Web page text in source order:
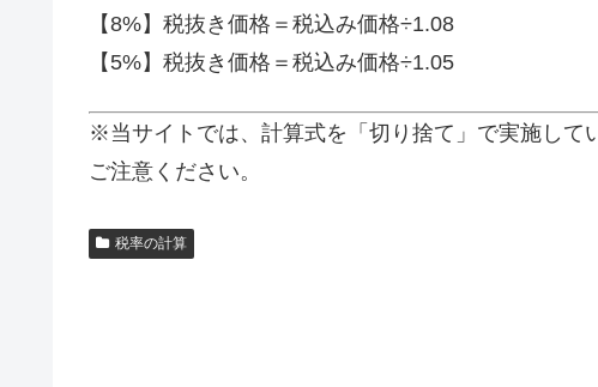
【8%】税抜き価格＝税込み価格÷1.08
【5%】税抜き価格＝税込み価格÷1.05
※当サイトでは、計算式を「切り捨て」で実施して
ご注意ください。
税率の計算